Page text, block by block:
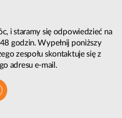
i staramy się odpowiedzieć na
godzin. Wypełnij poniższy
zespołu skontaktuje się z
adresu e-mail.